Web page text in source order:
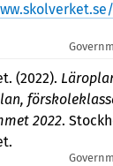
(2022).
2022.